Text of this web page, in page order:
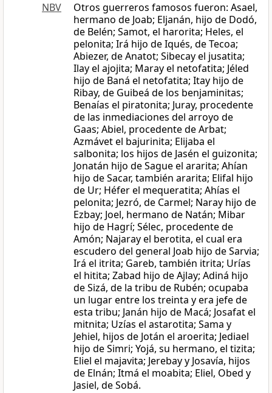
NBV
Otros guerreros famosos fueron: Asael,
hermano de Joab; Eljanán, hijo de Dodó,
de Belén; Samot, el harorita; Heles, el
pelonita; Irá hijo de Iqués, de Tecoa;
Abiezer, de Anatot; Sibecay el jusatita;
Ilay el ajojita; Maray el netofatita; Jéled
hijo de Baná el netofatita; Itay hijo de
Ribay, de Guibeá de los benjaminitas;
Benaías el piratonita; Juray, procedente
de las inmediaciones del arroyo de
Gaas; Abiel, procedente de Arbat;
Azmávet el bajurinita; Elijaba el
salbonita; los hijos de Jasén el guizonita;
Jonatán hijo de Sague el ararita; Ahían
hijo de Sacar, también ararita; Elifal hijo
de Ur; Héfer el mequeratita; Ahías el
pelonita; Jezró, de Carmel; Naray hijo de
Ezbay; Joel, hermano de Natán; Mibar
hijo de Hagrí; Sélec, procedente de
Amón; Najaray el berotita, el cual era
escudero del general Joab hijo de Sarvia;
Irá el itrita; Gareb, también itrita; Urías
el hitita; Zabad hijo de Ajlay; Adiná hijo
de Sizá, de la tribu de Rubén; ocupaba
un lugar entre los treinta y era jefe de
esta tribu; Janán hijo de Macá; Josafat el
mitnita; Uzías el astarotita; Sama y
Jehiel, hijos de Jotán el aroerita; Jediael
hijo de Simri; Yojá, su hermano, el tizita;
Eliel el majavita; Jerebay y Josavía, hijos
de Elnán; Itmá el moabita; Eliel, Obed y
Jasiel, de Sobá.